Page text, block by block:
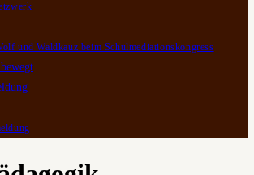
und Waldkauz beim Schulmediationskongress